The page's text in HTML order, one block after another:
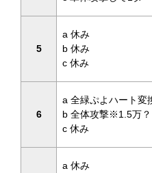
5
a 休み
b 休み
c 休み
6
a 全緑ぷよハート変
b 全体攻撃※1.5万？
c 休み
a 休み